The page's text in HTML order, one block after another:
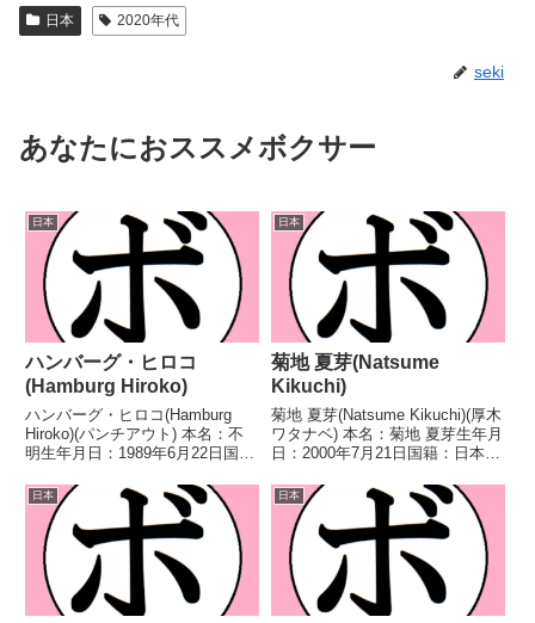
日本 2020年代
seki
あなたにおススメボクサー
日本
ハンバーグ・ヒロコ
(Hamburg Hiroko)
ハンバーグ・ヒロコ(Hamburg
Hiroko)(パンチアウト) 本名：不
明生年月日：1989年6月22日国
分 【獲得タイトル】なし 【戦
歴】2021/10/15 ○4R判定 2-
0(38-38、39-37、3...
日本
菊地 夏芽(Natsume
Kikuchi)
菊地 夏芽(Natsume Kikuchi)(厚木
ワタナベ) 本名：菊地 夏芽生年月
日：2000年7月21日国籍：日本戦
タイトル】なし 【戦歴】
2024/09/30 ○4R判定 2-0(38-
38、39...
日本 日本